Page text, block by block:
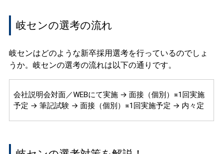
岐センの選考の流れ
岐センはどのような新卒採用選考を行っているのでしょ
うか。岐センの選考の流れは以下の通りです。
会社説明会対面／WEBにて実施 → 面接（個別）※1回実施
予定 → 筆記試験 → 面接（個別）※1回実施予定 → 内々定